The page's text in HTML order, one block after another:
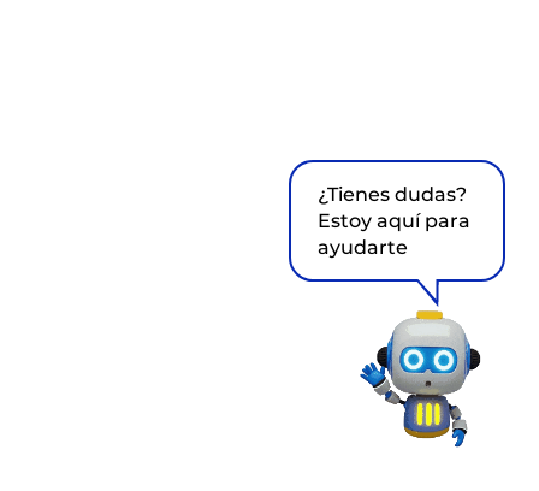
¿Tienes dudas?
Estoy aquí para
ayudarte